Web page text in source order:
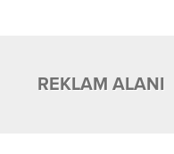
REKLAM ALANI